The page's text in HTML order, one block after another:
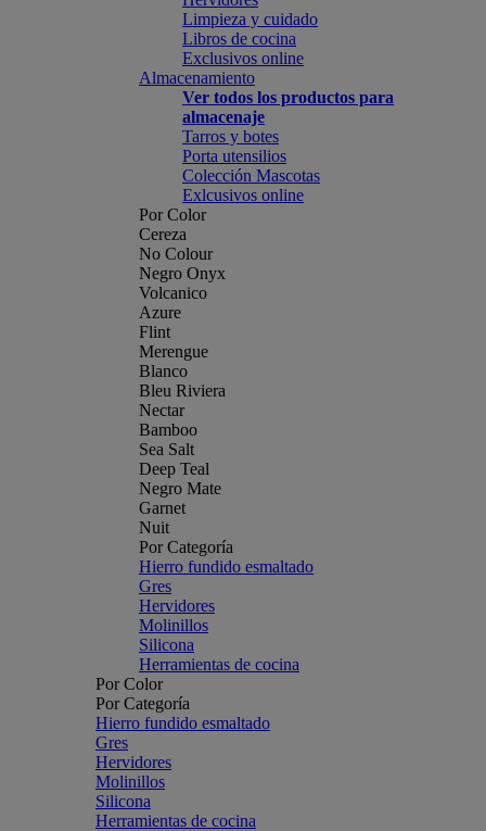
Limpieza y cuidado
Libros de cocina
Exclusivos online
Almacenamiento
Ver todos los productos para
almacenaje
Tarros y botes
Porta utensilios
Colección Mascotas
Exlcusivos online
Por Color
Cereza
No Colour
Negro Onyx
Volcanico
Azure
Flint
Merengue
Blanco
Bleu Riviera
Nectar
Bamboo
Sea Salt
Deep Teal
Negro Mate
Garnet
Nuit
Por Categoría
Hierro fundido esmaltado
Gres
Hervidores
Molinillos
Silicona
Herramientas de cocina
Por Color
Por Categoría
Hierro fundido esmaltado
Gres
Hervidores
Molinillos
Silicona
Herramientas de cocina